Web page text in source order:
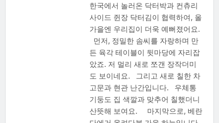
한국에서 놀러온 닥터박과 컨츄리
사이드 쥔장 닥터김이 협력하여, 올
가을엔 우리집이 더욱 예뻐졌어요.
먼저, 정밀한 솜씨를 자랑하며 만
든 육각 테이블이 뒷마당에 자리잡
았죠. 저 멀리 새로 쪼갠 장작더미
도 보이네요. 그리고 새로 칠한 차
고문과 현관 난간입니다. 우체통
기둥도 집 색깔과 맞추어 칠했더니
산뜻해 보여요. 마지막으로, 베란